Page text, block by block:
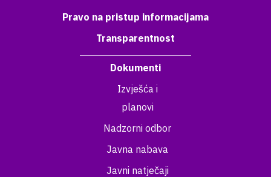
Pravo na pristup informacijama
Transparentnost
Dokumenti
Izvješća i
planovi
Nadzorni odbor
Javna nabava
Javni natječaji